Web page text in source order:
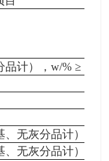
品计），w/% ≥
、无灰分品计），
无灰分品计），